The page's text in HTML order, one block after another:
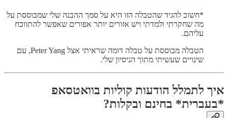
*חשוב להגיד שהטבלה הזו היא על סמך ההבנה שלי שמבוססת על
מה שחקרתי ולמדתי ויש אזורים יותר אפורים שאפשר להתווכח
עליהם.
הטבלה מבוססת על טבלה דומה שראיתי אצל Peter Yang, עם
שינויים שעשיתי מתוך הניסיון שלי.
איך לתמלל הודעות קוליות בוואטסאפ
*בעברית* בחינם ובקלות?